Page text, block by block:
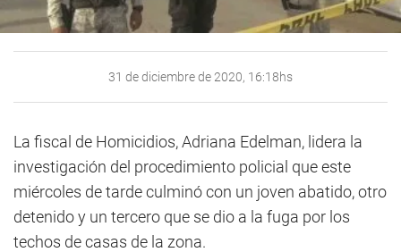
31 de diciembre de 2020, 16:18hs
La fiscal de Homicidios, Adriana Edelman, lidera la
investigación del procedimiento policial que este
miércoles de tarde culminó con un joven abatido, otro
detenido y un tercero que se dio a la fuga por los
techos de casas de la zona.